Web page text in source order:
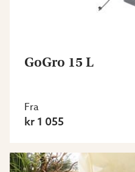
GoGro 15 L
Fra
kr 1 055